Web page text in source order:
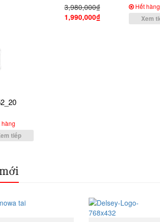
tiếp
3,980,000₫
1,990,000₫
Hết hàng
Xem